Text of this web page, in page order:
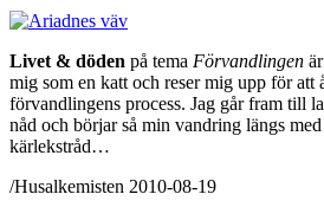
Livet & döden på tema Förvandlingen
mig som en katt och reser mig upp för att
förvandlingens process. Jag går fram till
nåd och börjar så min vandring längs
kärlekstråd…
/Husalkemisten 2010-08-19